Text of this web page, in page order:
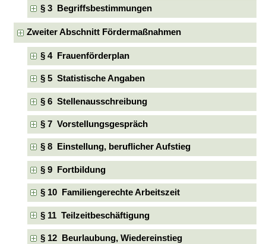
§ 3 Begriffsbestimmungen
Zweiter Abschnitt Fördermaßnahmen
§ 4 Frauenförderplan
§ 5 Statistische Angaben
§ 6 Stellenausschreibung
§ 7 Vorstellungsgespräch
§ 8 Einstellung, beruflicher Aufstieg
§ 9 Fortbildung
§ 10 Familiengerechte Arbeitszeit
§ 11 Teilzeitbeschäftigung
§ 12 Beurlaubung, Wiedereinstieg